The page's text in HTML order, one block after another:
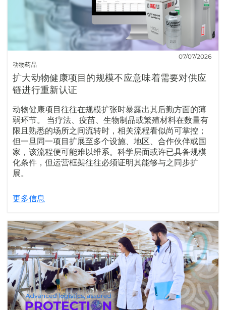
动物药品
07/07/2026
扩大动物健康项目的规模不应意味着需要对供应
链进行重新认证
动物健康项目往往在规模扩张时暴露出其后勤方面的薄
弱环节。 当疗法、疫苗、生物制品或繁殖材料在数量有
限且熟悉的场所之间流转时，相关流程看似尚可掌控；
但一旦同一项目扩展至多个设施、地区、合作伙伴或国
家，该流程便可能难以维系。科学层面或许已具备规模
化条件，但运营框架往往必须证明其能够与之同步扩
展。
更多信息